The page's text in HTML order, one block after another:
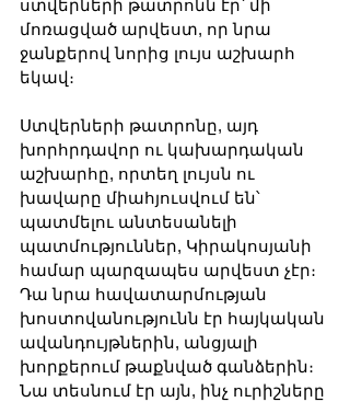
ստվերների թատրոնն էր՝ մի
մոռացված արվեստ, որ նրա
ջանքերով նորից լույս աշխարհ
եկավ։
Ստվերների թատրոնը, այդ
խորհրդավոր ու կախարդական
աշխարհը, որտեղ լույսն ու
խավարը միահյուսվում են՝
պատմելու անտեսանելի
պատմություններ, Կիրակոսյանի
համար պարզապես արվեստ չէր։
Դա նրա հավատարմության
խոստովանությունն էր հայկական
ավանդույթներին, անցյալի
խորքերում թաքնված գանձերին։
Նա տեսնում էր այն, ինչ ուրիշները